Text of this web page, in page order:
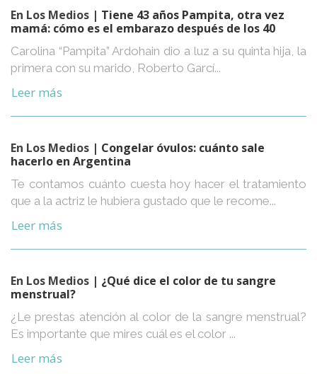
En Los Medios | Tiene 43 años Pampita, otra vez
mamá: cómo es el embarazo después de los 40
Carolina “Pampita” Ardohain dio a luz a su quinta hija, la
primera con su marido, Roberto Garcí...
Leer más
En Los Medios | Congelar óvulos: cuánto sale
hacerlo en Argentina
Te contamos cuánto cuesta hoy hacer el tratamiento
que a la actriz le hubiera gustado que le recome...
Leer más
En Los Medios | ¿Qué dice el color de tu sangre
menstrual?
¿Le prestas atención al color de la sangre menstrual?
Es importante que mires cuál es el color ...
Leer más